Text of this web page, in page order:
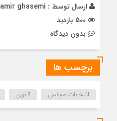
ارسال توسط : amir ghasemi
بدون دیدگاه
برچسب ها
انتخابات مجلس قانون